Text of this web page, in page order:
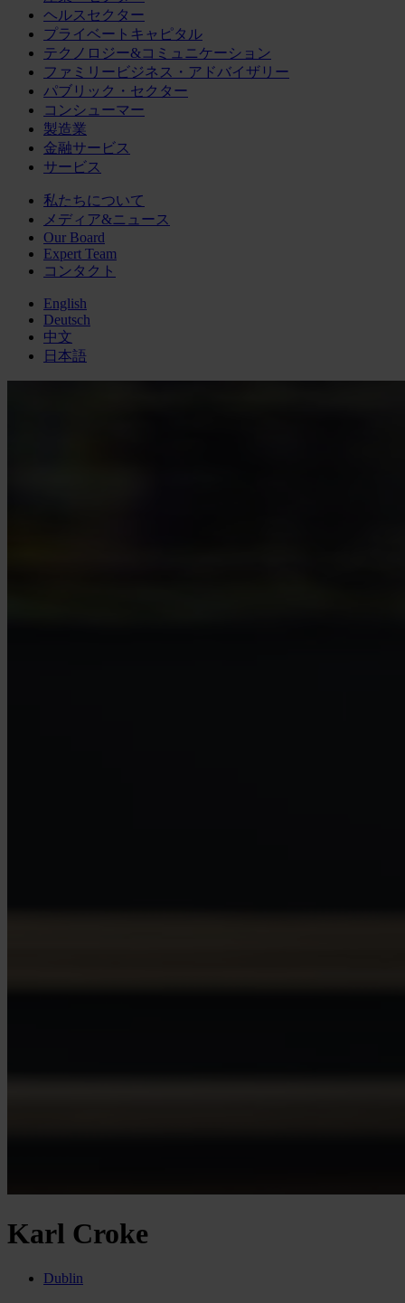
ヘルスセクター
プライベートキャピタル
テクノロジー&コミュニケーション
ファミリービジネス・アドバイザリー
パブリック・セクター
コンシューマー
製造業
金融サービス
サービス
私たちについて
メディア&ニュース
Our Board
Expert Team
コンタクト
English
Deutsch
中文
日本語
Karl Croke
Dublin